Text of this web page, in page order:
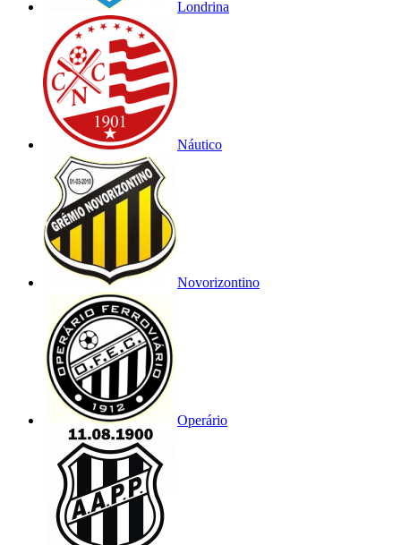
Londrina
Náutico
Novorizontino
Operário